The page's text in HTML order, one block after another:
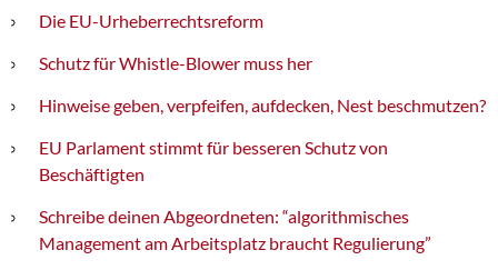
Die EU-Urheberrechtsreform
Schutz für Whistle-Blower muss her
Hinweise geben, verpfeifen, aufdecken, Nest beschmutzen?
EU Parlament stimmt für besseren Schutz von
Beschäftigten
Schreibe deinen Abgeordneten: “algorithmisches
Management am Arbeitsplatz braucht Regulierung”